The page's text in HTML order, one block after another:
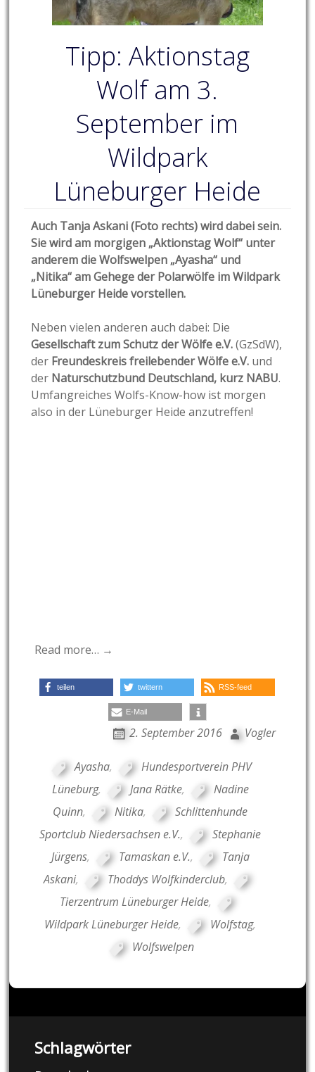
Tipp: Aktionstag
Wolf am 3.
September im
Wildpark
Lüneburger Heide
Auch Tanja Askani (Foto rechts) wird dabei sein.
Sie wird am morgigen „Aktionstag Wolf“ unter
anderem die Wolfswelpen „Ayasha“ und
„Nitika“ am Gehege der Polarwölfe im Wildpark
Lüneburger Heide vorstellen.
Neben vielen anderen auch dabei: Die
Gesellschaft zum Schutz der Wölfe e.V.(GzSdW),
der Freundeskreis freilebender Wölfe e.V. und
der Naturschutzbund Deutschland, kurz NABU.
Umfangreiches Wolfs-Know-how ist morgen
also in der Lüneburger Heide anzutreffen!
Read more… →
teilen twittern RSS-feed
E-Mail
2. September 2016 Vogler
Ayasha,
Hundesportverein PHV
Lüneburg, Jana Rätke,
Nadine
Quinn, Nitika,
Schlittenhunde
Sportclub Niedersachsen e.V.,
Stephanie
Jürgens, Tamaskan e.V.,
Tanja
Askani, Thoddys Wolfkinderclub,
Tierzentrum Lüneburger Heide,
Wildpark Lüneburger Heide, Wolfstag,
Wolfswelpen
Schlagwörter